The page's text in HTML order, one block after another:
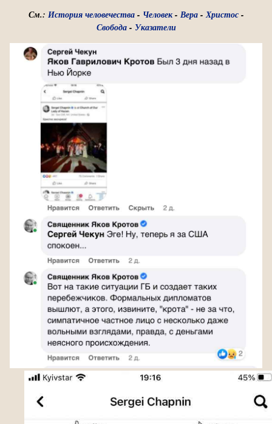
См.: История человечества- Человек- Вера-Христос-
Свобода- Указатели